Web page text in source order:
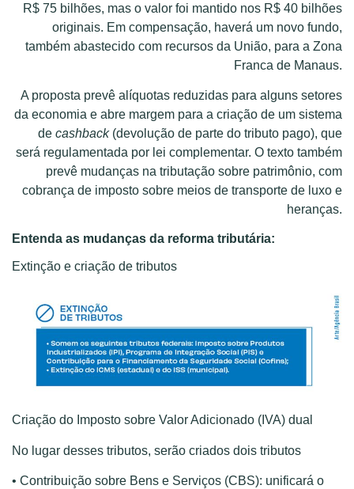
R$ 75 bilhões, mas o valor foi mantido nos R$ 40 bilhões
originais. Em compensação, haverá um novo fundo,
também abastecido com recursos da União, para a Zona
Franca de Manaus.
A proposta prevê alíquotas reduzidas para alguns setores
da economia e abre margem para a criação de um sistema
de cashback(devolução de parte do tributo pago), que
será regulamentada por lei complementar. O texto também
prevê mudanças na tributação sobre patrimônio, com
cobrança de imposto sobre meios de transporte de luxo e
heranças.
Entenda as mudanças da reforma tributária:
Extinção e criação de tributos
Criação do Imposto sobre Valor Adicionado (IVA) dual
No lugar desses tributos, serão criados dois tributos
• Contribuição sobre Bens e Serviços (CBS): unificará o